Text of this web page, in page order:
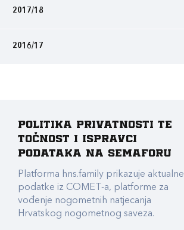
2017/18
2016/17
Politika privatnosti te
točnost i ispravci
podataka na Semaforu
Platforma hns.family prikazuje aktualne
podatke iz COMET-a, platforme za
vođenje nogometnih natjecanja
Hrvatskog nogometnog saveza.